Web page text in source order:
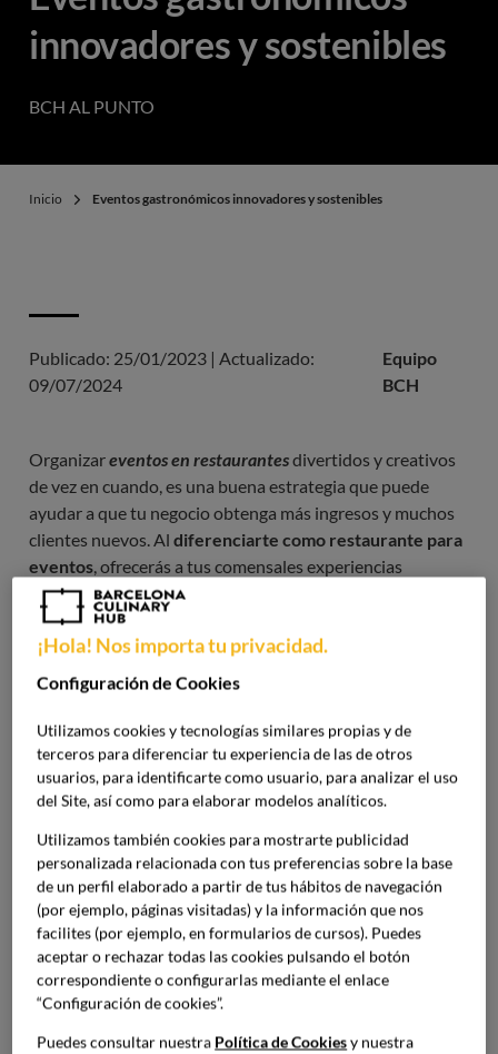
innovadores y sostenibles
BCH AL PUNTO
Inicio Eventos gastronómicos innovadores y sostenibles
Publicado: 25/01/2023 | Actualizado:
09/07/2024
Equipo
BCH
Organizareventos en restaurantesdivertidos y creativos
de vez en cuando, es una buena estrategia que puede
ayudar a que tu negocio obtenga más ingresos y muchos
clientes nuevos. Al diferenciarte como restaurante para
eventos , ofrecerás a tus comensales experiencias
gastronómicas únicas de las que hablarán durante mucho
tiempo. Puedes acudir a fechas clásicas, como Navidad, o
explotar tu creatividad para inspirar y sorprender con
música, entretenimiento, talleres, fiestas temáticas y casi
cualquier otra cosa. Solo necesitas algunas ideas y la
formación adecuada. Por ejemplo, la formación intensiva
enOrganización en Eventos Gastronómicos de
Barcelona Culinary Hub.
Imagen
¡Hola! Nos importa tu privacidad.
Configuración de Cookies
Utilizamos cookies y tecnologías similares propias y de
terceros para diferenciar tu experiencia de las de otros
usuarios, para identificarte como usuario, para analizar el uso
del Site, así como para elaborar modelos analíticos.
Utilizamos también cookies para mostrarte publicidad
personalizada relacionada con tus preferencias sobre la base
de un perfil elaborado a partir de tus hábitos de navegación
(por ejemplo, páginas visitadas) y la información que nos
facilites (por ejemplo, en formularios de cursos). Puedes
aceptar o rechazar todas las cookies pulsando el botón
correspondiente o configurarlas mediante el enlace
“Configuración de cookies”.
Puedes consultar nuestra Política de Cookiesy nuestra